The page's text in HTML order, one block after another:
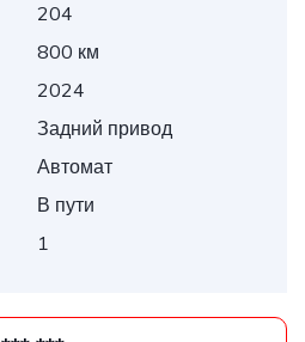
204
800 км
2024
Задний привод
Автомат
В пути
1